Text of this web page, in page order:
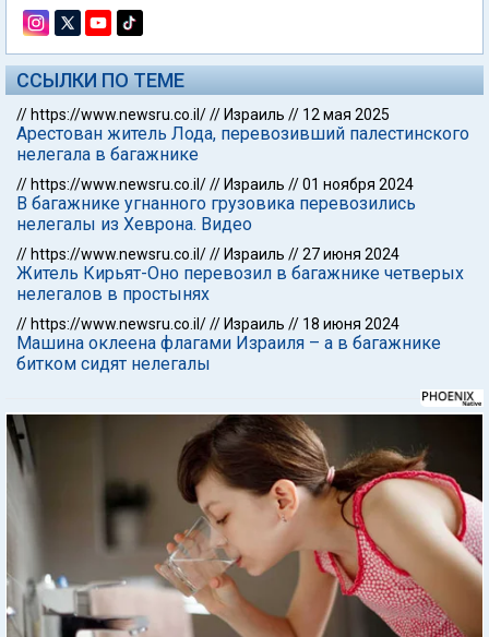
ССЫЛКИ ПО ТЕМЕ
// https://www.newsru.co.il/// Израиль // 12 мая 2025
Арестован житель Лода, перевозивший палестинского
нелегала в багажнике
// https://www.newsru.co.il/// Израиль //01 ноября 2024
В багажнике угнанного грузовика перевозились
нелегалы из Хеврона. Видео
// https://www.newsru.co.il/// Израиль //27 июня 2024
Житель Кирьят-Оно перевозил в багажнике четверых
нелегалов в простынях
// https://www.newsru.co.il/// Израиль // 18 июня 2024
Машина оклеена флагами Израиля – а в багажнике
битком сидят нелегалы